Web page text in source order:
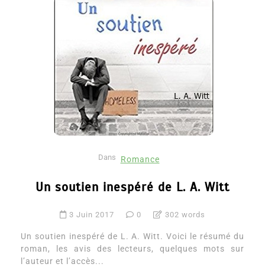
Dans Romance
Un soutien inespéré de L. A. Witt
3 Juin 2017 0 302 words
Un soutien inespéré de L. A. Witt. Voici le résumé du
roman, les avis des lecteurs, quelques mots sur
l’auteur et l’accès...